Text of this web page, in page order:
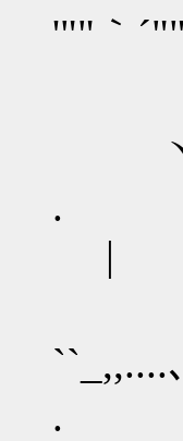
'""｀
i'
. !ﾍ
|
|'' !
.